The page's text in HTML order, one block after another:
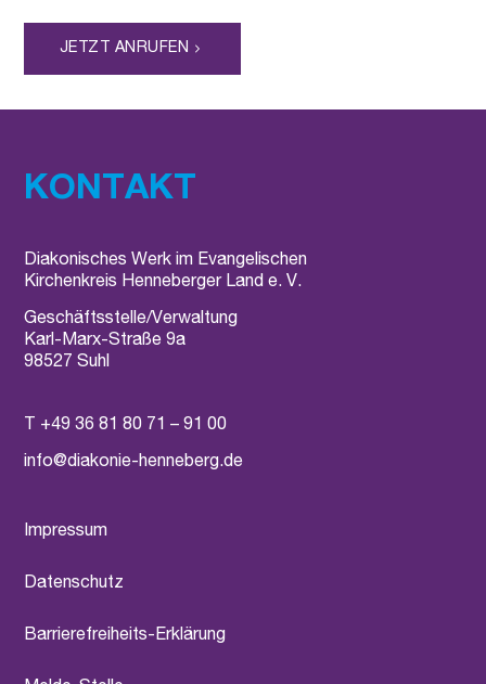
JETZT ANRUFEN
KONTAKT
Diakonisches Werk im Evangelischen
Kirchenkreis Henneberger Land e. V.
Geschäftsstelle/Verwaltung
Karl-Marx-Straße 9a
98527 Suhl
T +49 36 81 80 71 – 91 00
info@diakonie-henneberg.de
Impressum
Datenschutz
Barrierefreiheits-Erklärung